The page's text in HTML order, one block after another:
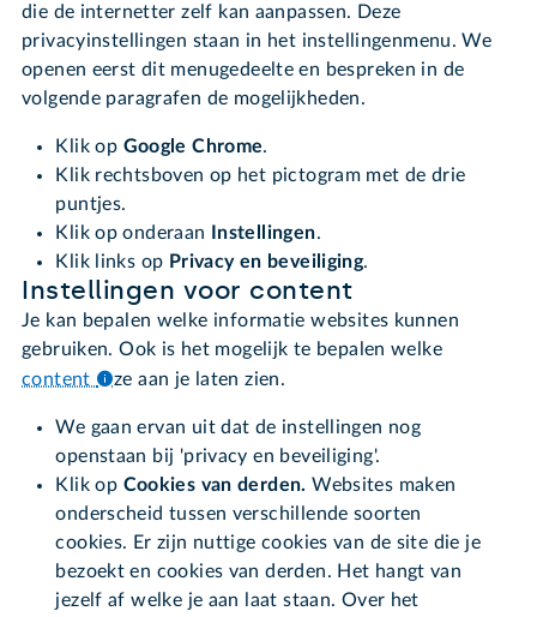
die de internetter zelf kan aanpassen. Deze
privacyinstellingen staan in het instellingenmenu. We
openen eerst dit menugedeelte en bespreken in de
volgende paragrafen de mogelijkheden.
Klik op Google Chrome.
Klik rechtsboven op het pictogram met de drie
puntjes.
Klik op onderaan
Instellingen.
Klik links op Privacy en beveiliging.
Instellingen voor content
Je kan bepalen welke informatie websites kunnen
gebruiken. Ook is het mogelijk te bepalen welke
content
ze aan je laten zien.
We gaan ervan uit dat de instellingen nog
openstaan bij 'privacy en beveiliging'.
Klik op Cookies van derden.Websites maken
onderscheid tussen verschillende soorten
cookies. Er zijn nuttige cookies van de site die je
bezoekt en cookies van derden. Het hangt van
jezelf af welke je aan laat staan. Over het